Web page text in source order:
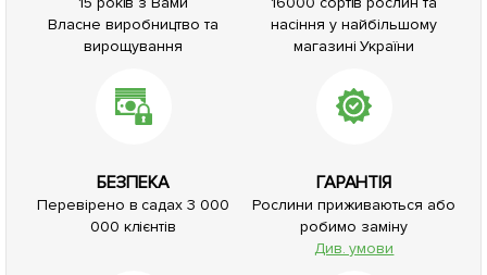
Власне виробництво та
вирощування
насіння у найбільшому
магазині України
БЕЗПЕКА
Перевірено в садах 3 000
000 клієнтів
ГАРАНТІЯ
Рослини приживаються або
робимо заміну
Див. умови